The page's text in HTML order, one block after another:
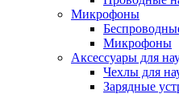
Микрофоны
Микрофоны
Аксессуары для
Чехлы для
Зарядные